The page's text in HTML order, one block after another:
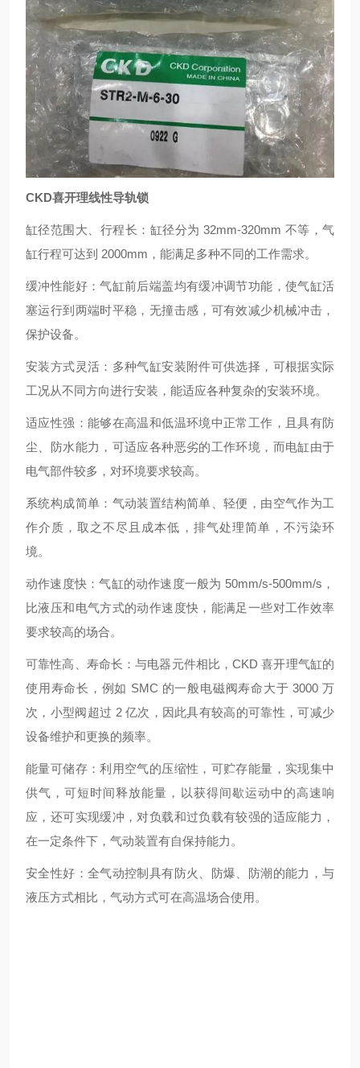
CKD喜开理线性导轨锁
缸径范围大、行程长：缸径分为 32mm-320mm 不等，气
缸行程可达到 2000mm，能满足多种不同的工作需求。
缓冲性能好：气缸前后端盖均有缓冲调节功能，使气缸活
塞运行到两端时平稳，无撞击感，可有效减少机械冲击，
保护设备。
安装方式灵活：多种气缸安装附件可供选择，可根据实际
工况从不同方向进行安装，能适应各种复杂的安装环境。
适应性强：能够在高温和低温环境中正常工作，且具有防
尘、防水能力，可适应各种恶劣的工作环境，而电缸由于
电气部件较多，对环境要求较高。
系统构成简单：气动装置结构简单、轻便，由空气作为工
作介质，取之不尽且成本低，排气处理简单，不污染环
境。
动作速度快：气缸的动作速度一般为 50mm/s-500mm/s，
比液压和电气方式的动作速度快，能满足一些对工作效率
要求较高的场合。
可靠性高、寿命长：与电器元件相比，CKD 喜开理气缸的
使用寿命长，例如 SMC 的一般电磁阀寿命大于 3000 万
次，小型阀超过 2 亿次，因此具有较高的可靠性，可减少
设备维护和更换的频率。
能量可储存：利用空气的压缩性，可贮存能量，实现集中
供气，可短时间释放能量，以获得间歇运动中的高速响
应，还可实现缓冲，对负载和过负载有较强的适应能力，
在一定条件下，气动装置有自保持能力。
安全性好：全气动控制具有防火、防爆、防潮的能力，与
液压方式相比，气动方式可在高温场合使用。